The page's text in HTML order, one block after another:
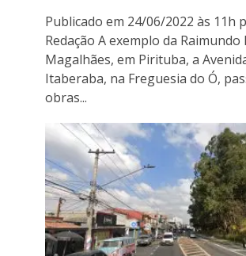
Publicado em 24/06/2022 às 11h
Redação A exemplo da Raimundo
Magalhães, em Pirituba, a
Itaberaba, na Freguesia do Ó,
obras...